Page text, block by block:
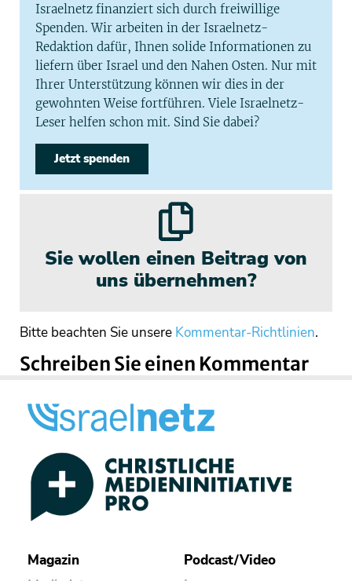
Israelnetz finanziert sich durch freiwillige
Spenden. Wir arbeiten in der Israelnetz-
Redaktion dafür, Ihnen solide Informationen zu
liefern über Israel und den Nahen Osten. Nur mit
Ihrer Unterstützung können wir dies in der
gewohnten Weise fortführen. Viele Israelnetz-
Leser helfen schon mit. Sind Sie dabei?
Jetzt spenden
Sie wollen einen Beitrag von
uns übernehmen?
Bitte beachten Sie unsere Kommentar-Richtlinien.
Schreiben Sie einen Kommentar
Magazin
Podcast/Video